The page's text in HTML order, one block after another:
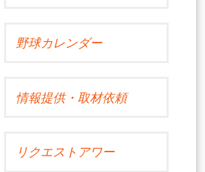
野球カレンダー
情報提供・取材依頼
リクエストアワー